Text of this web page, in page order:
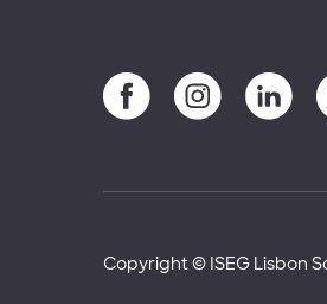
Copyright © ISEG Lisbon